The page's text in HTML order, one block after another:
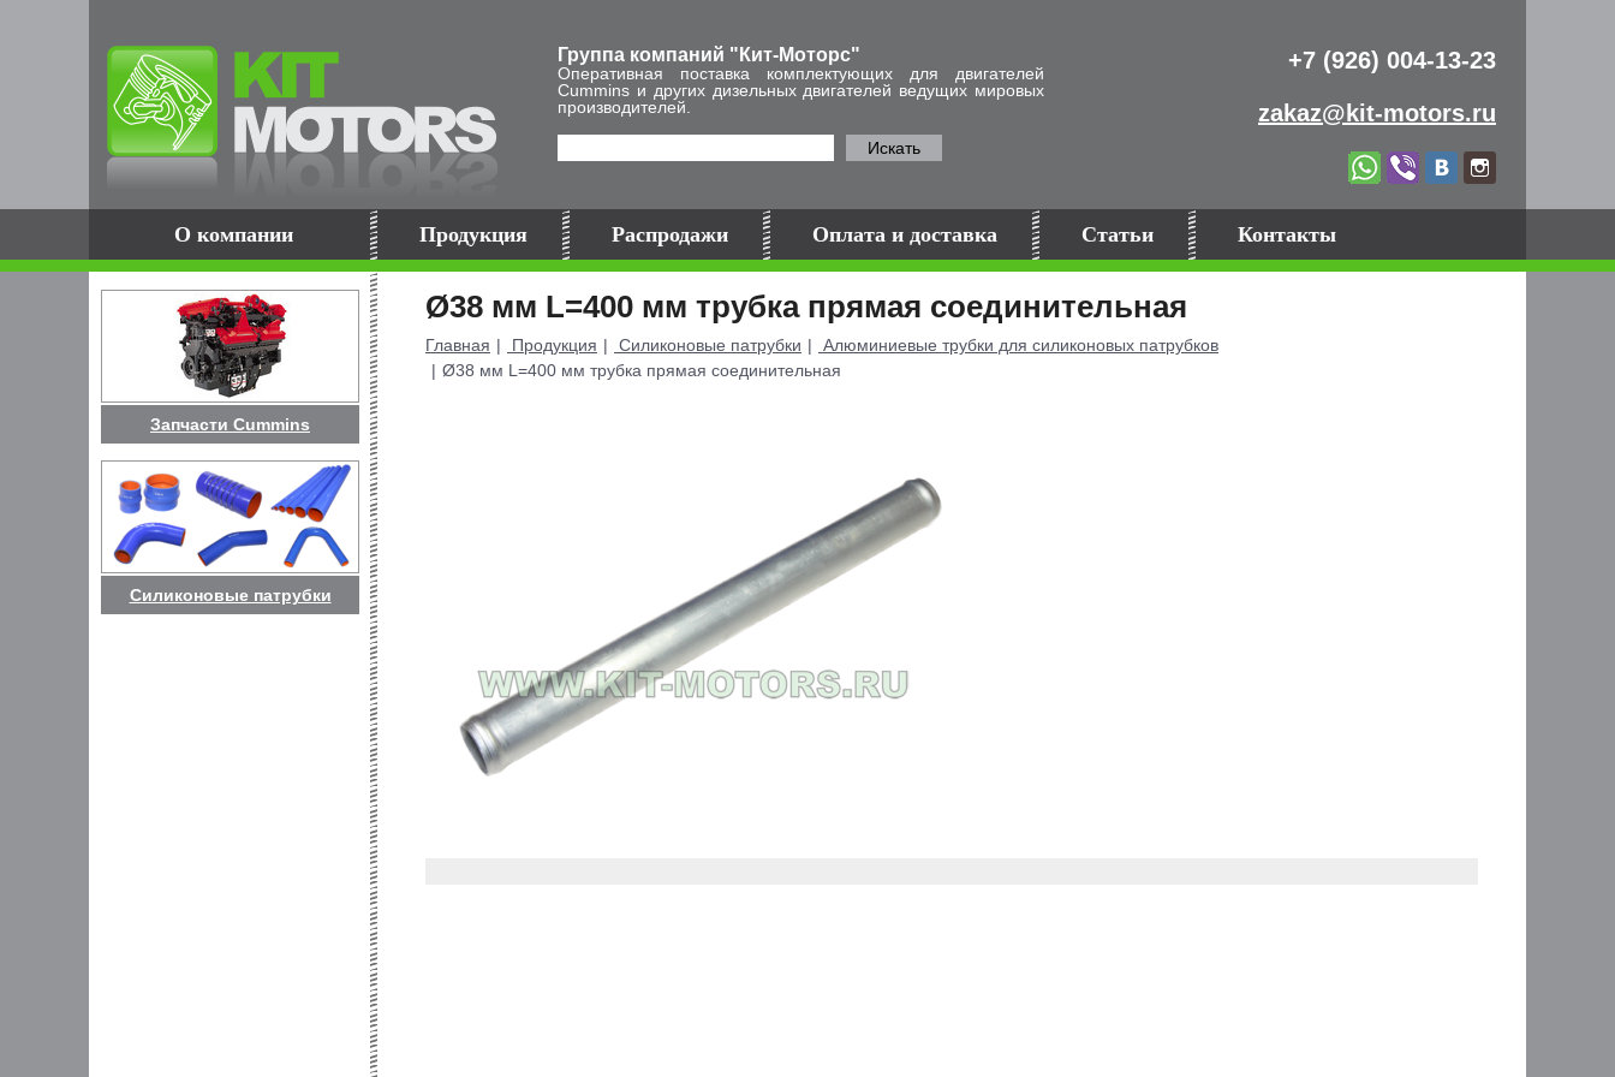
Группа компаний "Кит-Моторс"
Оперативная поставка комплектующих для двигателей
Cummins и других дизельных двигателей ведущих мировых
производителей.
Искать
+7 (926) 004-13-23
zakaz@kit-motors.ru
О компании Продукция Распродажи Оплата и доставка Статьи Контакты
Ø38 мм L=400 мм трубка прямая соединительная
Главная Продукция Силиконовые патрубки
Алюминиевые трубки для силиконовых патрубков
Ø38 мм L=400 мм трубка прямая соединительная
Запчасти Cummins
Силиконовые патрубки